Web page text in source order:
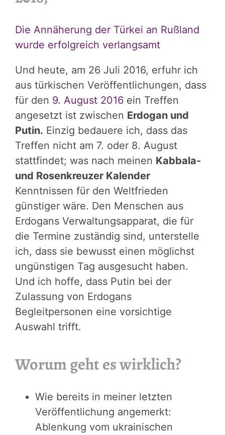
Die Annäherung der Türkei an Rußland
wurde erfolgreich verlangsamt
Und heute, am 26 Juli 2016, erfuhr ich
aus türkischen Veröffentlichungen, dass
für den 9. August 2016 ein Treffen
angesetzt ist zwischen Erdogan und
Putin. Einzig bedauere ich, dass das
Treffen nicht am 7. oder 8. August
stattfindet; was nach meinen Kabbala-
und Rosenkreuzer Kalender
Kenntnissen für den Weltfrieden
günstiger wäre. Den Menschen aus
Erdogans Verwaltungsapparat, die für
die Termine zuständig sind, unterstelle
ich, dass sie bewusst einen möglichst
ungünstigen Tag ausgesucht haben.
Und ich hoffe, dass Putin bei der
Zulassung von Erdogans
Begleitpersonen eine vorsichtige
Auswahl trifft.
Worum geht es wirklich?
Wie bereits in meiner letzten
Veröffentlichung angemerkt:
Ablenkung vom ukrainischen